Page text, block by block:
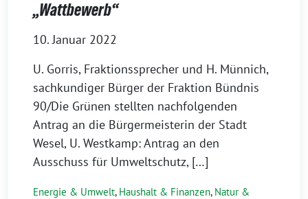
„Wattbewerb“
10. Januar 2022
U. Gorris, Fraktionssprecher und H. Münnich,
sachkundiger Bürger der Fraktion Bündnis
90/Die Grünen stellten nachfolgenden
Antrag an die Bürgermeisterin der Stadt
Wesel, U. Westkamp: Antrag an den
Ausschuss für Umweltschutz, […]
Energie & Umwelt, Haushalt & Finanzen, Natur &